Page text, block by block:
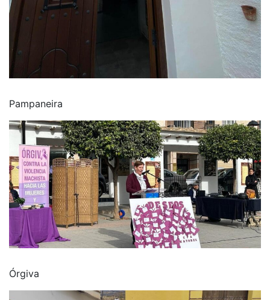
Pampaneira
Órgiva